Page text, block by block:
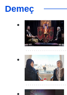
Demeç